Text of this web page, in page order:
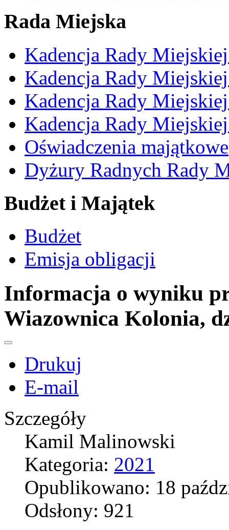
Rada Miejska
Kadencja Rady
Kadencja Rady
Kadencja Rady
Kadencja Rady
Oświadczenia majątkowe
Dyżury Radnych Rady
Budżet i Majątek
Budżet
Emisja obligacji
Informacja o wyniku
Wiazownica Kolonia,
Drukuj
E-mail
Szczegóły
Kamil Malinowski
Kategoria: 2021
Opublikowano: 18
Odsłony: 921